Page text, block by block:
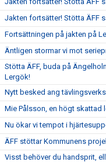
Jakten fortsätter! Stötta ÄFF
Fortsättningen på jakten på
Äntligen stormar vi mot
Stötta ÄFF, buda på
Lergök!
Nytt besked ang
Mie Pålsson, en högt skattad
Nu ökar vi tempot i
ÄFF stöttar Kommunens
Visst behöver du handsprit,